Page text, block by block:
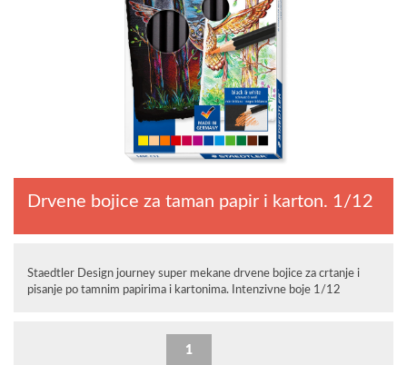
Drvene bojice za taman papir i karton. 1/12
Staedtler Design journey super mekane drvene bojice za crtanje i
pisanje po tamnim papirima i kartonima. Intenzivne boje 1/12